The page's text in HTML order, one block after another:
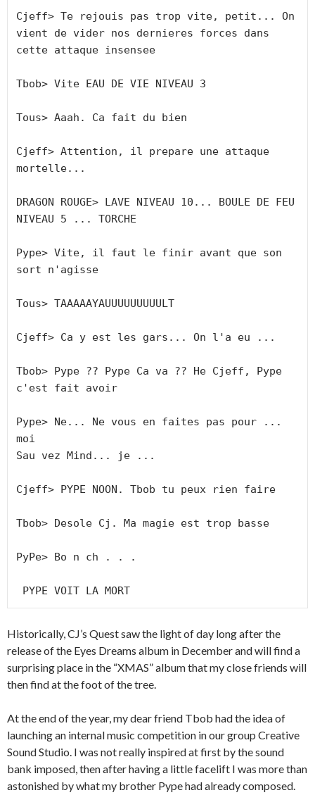
Cjeff> Te rejouis pas trop vite, petit... On
vient de vider nos dernieres forces dans
cette attaque insensee
Tbob> Vite EAU DE VIE NIVEAU 3
Tous> Aaah. Ca fait du bien
Cjeff> Attention, il prepare une attaque
mortelle...
DRAGON ROUGE> LAVE NIVEAU 10... BOULE DE FEU
NIVEAU 5 ... TORCHE
Pype> Vite, il faut le finir avant que son
sort n'agisse
Tous> TAAAAAYAUUUUUUUUULT
Cjeff> Ca y est les gars... On l'a eu ...
Tbob> Pype ?? Pype Ca va ?? He Cjeff, Pype
c'est fait avoir
Pype> Ne... Ne vous en faites pas pour ...
moi
Sau vez Mind... je ...
Cjeff> PYPE NOON. Tbob tu peux rien faire
Tbob> Desole Cj. Ma magie est trop basse
PyPe> Bo n ch . . .
PYPE VOIT LA MORT
Historically, CJ’s Quest saw the light of day long after the
release of the Eyes Dreams album in December and will find a
surprising place in the “XMAS” album that my close friends will
then find at the foot of the tree.
At the end of the year, my dear friend Tbob had the idea of ​​
launching an internal music competition in our group Creative
Sound Studio. I was not really inspired at first by the sound
bank imposed, then after having a little facelift I was more than
astonished by what my brother Pype had already composed.